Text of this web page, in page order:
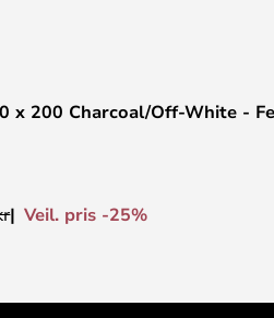
x 200 Charcoal/Off-White -
Veil. pris -25%